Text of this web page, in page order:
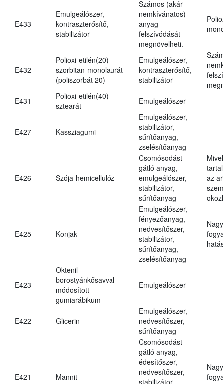
E433
Emulgeálószer,
kontraszterősítő,
stabilizátor
Számos (akár
nemkívánatos)
anyag
felszívódását
megnövelheti.
E432
Polioxi-etilén(20)-
szorbitan-monolaurát
(poliszorbát 20)
Emulgeálószer,
kontraszterősítő,
stabilizátor
E431
Polioxi-etilén(40)-
sztearát
Emulgeálószer
E427 Kassziagumi
Emulgeálószer,
stabilizátor,
sűrítőanyag,
zselésítőanyag
E426 Szója-hemicellulóz
Csomósodást
gátló anyag,
emulgeálószer,
stabilizátor,
sűrítőanyag
az
E425 Konjak
Emulgeálószer,
fényezőanyag,
nedvesítőszer,
stabilizátor,
sűrítőanyag,
zselésítőanyag
E423
Oktenil-
borostyánkősavval
módosított
gumiarábikum
Emulgeálószer
E422 Glicerin
Emulgeálószer,
nedvesítőszer,
sűrítőanyag
E421 Mannit
Csomósodást
gátló anyag,
édesítőszer,
nedvesítőszer,
stabilizátor,